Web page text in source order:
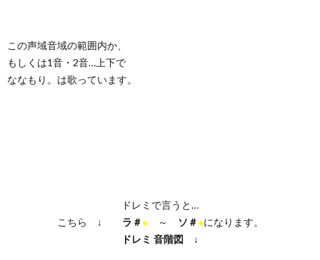
この声域音域の範囲内か、
もしくは1音・2音…上下で
ななもり。は歌っています。
ドレミで言うと…
こちら ↓ ラ＃●～ ソ＃●になります。
ドレミ 音階図 ↓